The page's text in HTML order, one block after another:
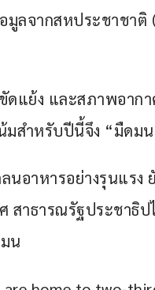
มูลจากสหประชาชา
แย้ง และสภาพอาก
มสำหรับปีนี้จึง “มืดม
อาหารอย่างรุนแรง
สาธารณรัฐประชาธิ
น